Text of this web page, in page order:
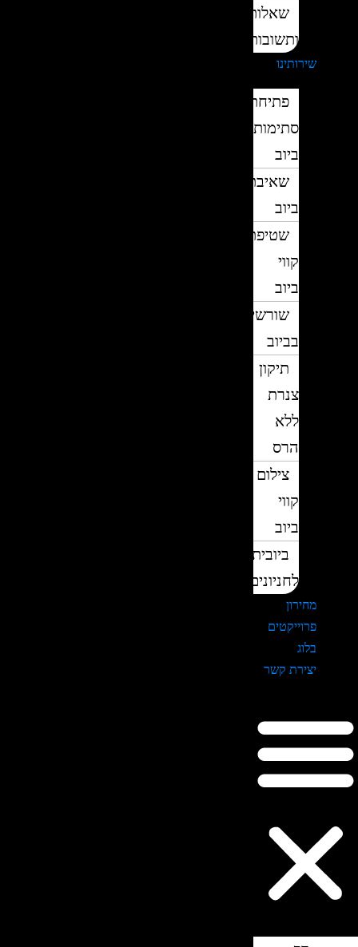
שאלות
ותשובות
שירותינו
פתיחת
סתימות
ביוב
שאיבת
ביוב
שטיפת
קווי
ביוב
שורשים
בביוב
תיקון
צנרת
ללא
הרס
צילום
קווי
ביוב
ביובית
לחניונים
מחירון
פרוייקטים
בלוג
יצירת קשר